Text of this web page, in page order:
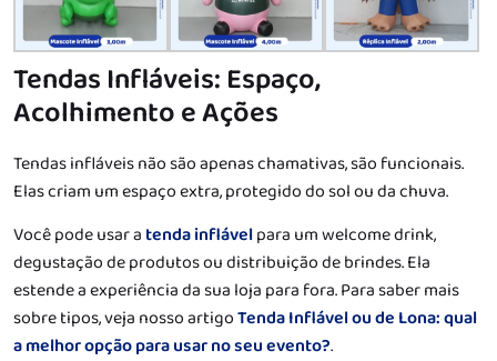
Tendas Infláveis: Espaço,
Acolhimento e Ações
Tendas infláveis não são apenas chamativas, são funcionais.
Elas criam um espaço extra, protegido do sol ou da chuva.
Você pode usar a tenda inflávelpara um welcome drink,
degustação de produtos ou distribuição de brindes. Ela
estende a experiência da sua loja para fora. Para saber mais
sobre tipos, veja nosso artigoTenda Inflável ou de Lona: qual
a melhor opção para usar no seu evento?.